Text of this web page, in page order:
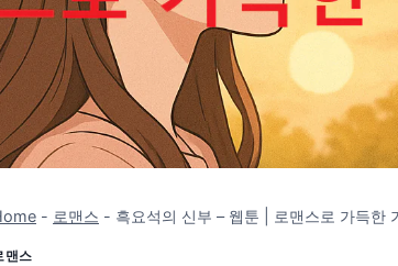
- 로맨스 - 흑요석의 신부 – 웹툰 | 로맨스로 가득한
맨스